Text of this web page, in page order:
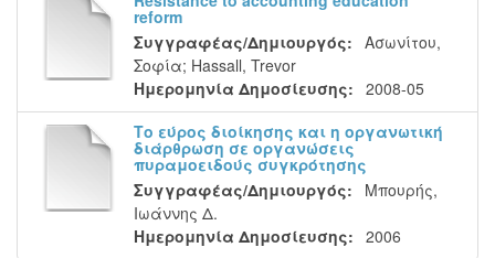
reform
Συγγραφέας/Δημιουργός: Ασωνίτου,
Σοφία; Hassall, Trevor
Ημερομηνία Δημοσίευσης: 2008-05
Το εύρος διοίκησης και η οργανωτική
διάρθρωση σε οργανώσεις
πυραμοειδούς συγκρότησης
Συγγραφέας/Δημιουργός:
Μπουρής,
Ιωάννης Δ.
Ημερομηνία Δημοσίευσης: 2006